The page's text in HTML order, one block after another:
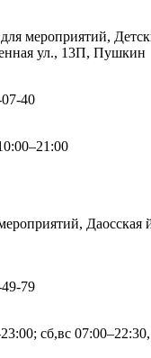
мероприятий,
ул., 13П, Пушкин
40
Даосская
79
сб,вс